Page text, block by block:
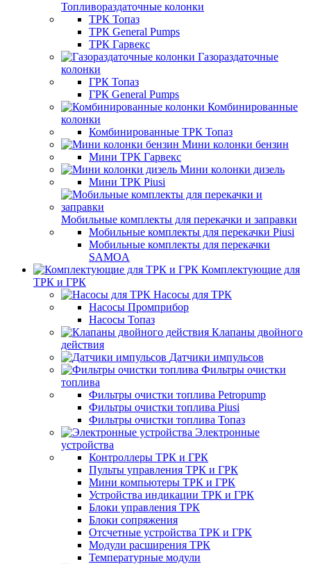
Топливораздаточные колонки
ТРК Топаз
ТРК General Pumps
ТРК Гарвекс
Газораздаточные
колонки
ГРК Топаз
ГРК General Pumps
Комбинированные
колонки
Комбинированные ТРК Топаз
Мини колонки бензин
Мини ТРК Гарвекс
Мини колонки дизель
Мини ТРК Piusi
Мобильные комплекты для перекачки и заправки
Мобильные комплекты для перекачки Piusi
Мобильные комплекты для перекачки
SAMOA
Комплектующие для
ТРК и ГРК
Насосы для ТРК
Насосы Промприбор
Насосы Топаз
Клапаны двойного
действия
Датчики импульсов
Фильтры очистки
топлива
Фильтры очистки топлива Petropump
Фильтры очистки топлива Piusi
Фильтры очистки топлива Топаз
Электронные
устройства
Контроллеры ТРК и ГРК
Пульты управления ТРК и ГРК
Мини компьютеры ТРК и ГРК
Устройства индикации ТРК и ГРК
Блоки управления ТРК
Блоки сопряжения
Отсчетные устройства ТРК и ГРК
Модули расширения ТРК
Температурные модули